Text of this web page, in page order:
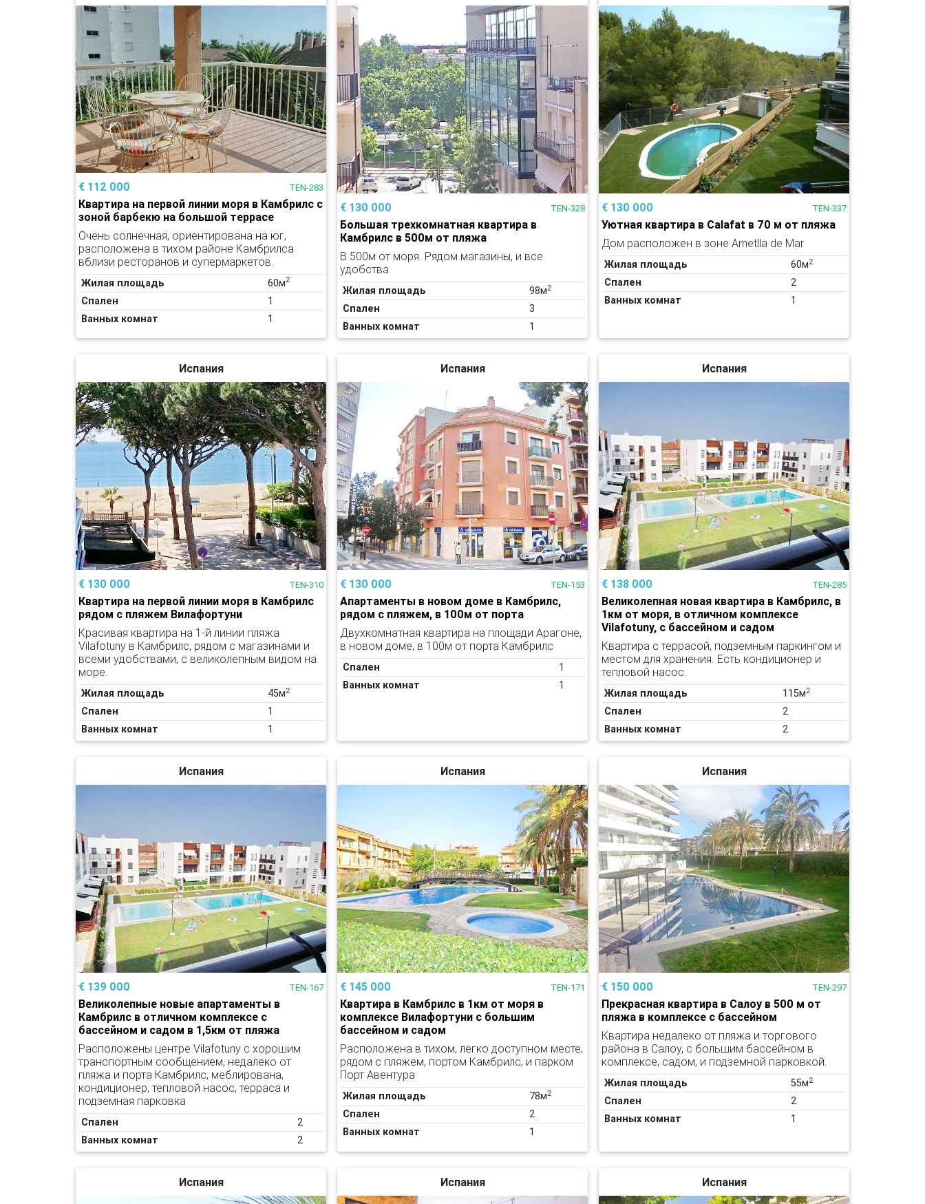
€ 112 000 TEN-283
Квартира на первой линии моря в Камбрилс с
зоной барбекю на большой террасе
Очень солнечная, ориентирована на юг,
расположена в тихом районе Камбрилса
вблизи ресторанов и супермаркетов.
Жилая площадь 60м2
Спален
1
Ванных комнат
1
€ 130 000 TEN-328
Большая трехкомнатная квартира в
Камбрилс в 500м от пляжа
В 500м от моря. Рядом магазины, и все
удобства
Жилая площадь 98м2
Спален
3
Ванных комнат
1
€ 130 000 TEN-337
Уютная квартира в Calafat в 70 м от пляжа
Дом расположен в зоне Ametlla de Mar
Жилая площадь 60м2
Спален
2
Ванных комнат
1
Испания
€ 130 000 TEN-310
Квартира на первой линии моря в Камбрилс
рядом с пляжем Вилафортуни
Красивая квартира на 1-й линии пляжа
Vilafotuny в Камбрилс, рядом с магазинами и
всеми удобствами, с великолепным видом на
море.
Жилая площадь 45м2
Спален
1
Ванных комнат
1
Испания
€ 130 000 TEN-153
Апартаменты в новом доме в Камбрилс,
рядом с пляжем, в 100м от порта
Двухкомнатная квартира на площади Арагоне,
в новом доме, в 100м от порта Камбрилс
Спален
1
Ванных комнат
1
Испания
€ 138 000 TEN-285
Великолепная новая квартира в Камбрилс, в
1км от моря, в отличном комплексе
Vilafotuny, с бассейном и садом
Квартира с террасой, подземным паркингом и
местом для хранения. Есть кондиционер и
тепловой насос.
Жилая площадь 115м2
Спален
2
Ванных комнат
2
Испания
€ 139 000 TEN-167
Великолепные новые апартаменты в
Камбрилс в отличном комплексе с
бассейном и садом в 1,5км от пляжа
Расположены центре Vilafotuny с хорошим
транспортным сообщением, недалеко от
пляжа и порта Камбрилс, меблирована,
кондиционер, тепловой насос, терраса и
подземная парковка
Спален
2
Ванных комнат
2
Испания
€ 145 000 TEN-171
Квартира в Камбрилс в 1км от моря в
комплексе Вилафортуни с большим
бассейном и садом
Расположена в тихом, легко доступном месте,
рядом с пляжем, портом Камбрилс, и парком
Порт Авентура
Жилая площадь 78м2
Спален
2
Ванных комнат
1
Испания
€ 150 000 TEN-297
Прекрасная квартира в Салоу в 500 м от
пляжа в комплексе с бассейном
Квартира недалеко от пляжа и торгового
района в Салоу, с большим бассейном в
комплексе, садом, и подземной парковкой.
Жилая площадь 55м2
Спален
2
Ванных комнат
1
Испания Испания Испания